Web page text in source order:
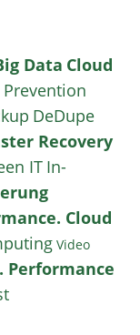
Data Cloud
Prevention
DeDupe
Recovery
IT In-
Cloud
Video